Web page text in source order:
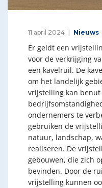
11 april 2024 Nieuws
Er geldt een
voor de verkrijging
een kavelruil. De
om het landelijk
vrijstelling kan
ondernemers te
gebruiken de
natuur, landschap,
realiseren. De
gebouwen, die zich
bevinden. Door de
vrijstelling kunnen